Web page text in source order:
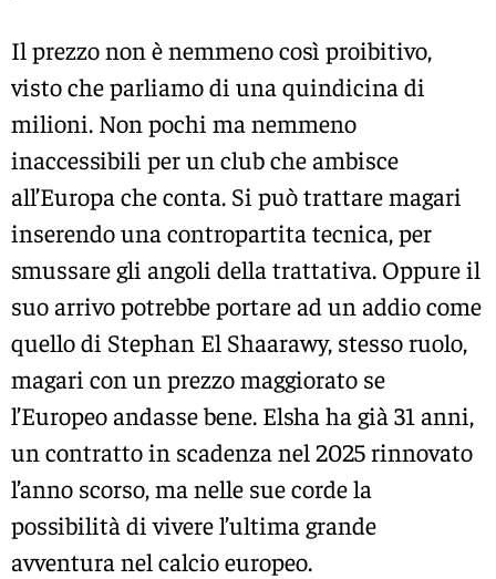
Il prezzo non è nemmeno così proibitivo,
visto che parliamo di una quindicina di
milioni. Non pochi ma nemmeno
inaccessibili per un club che ambisce
all’Europa che conta. Si può trattare magari
inserendo una contropartita tecnica, per
smussare gli angoli della trattativa. Oppure il
suo arrivo potrebbe portare ad un addio come
quello di Stephan El Shaarawy, stesso ruolo,
magari con un prezzo maggiorato se
l’Europeo andasse bene. Elsha ha già 31 anni,
un contratto in scadenza nel 2025 rinnovato
l’anno scorso, ma nelle sue corde la
possibilità di vivere l’ultima grande
avventura nel calcio europeo.